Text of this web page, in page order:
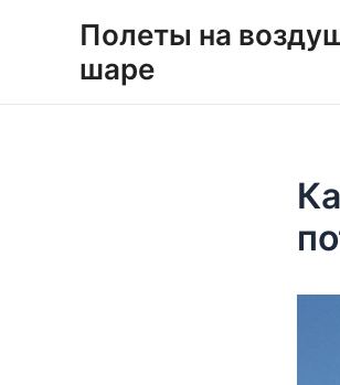
содержимому
Полеты на
шаре
записям